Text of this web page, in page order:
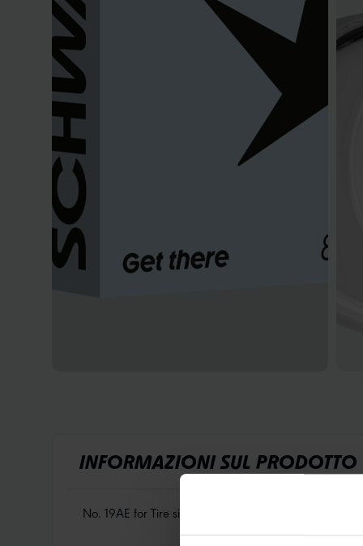
INFORMAZIONI SUL PRODOTTO
No. 19AE for Tire size 47/65-622